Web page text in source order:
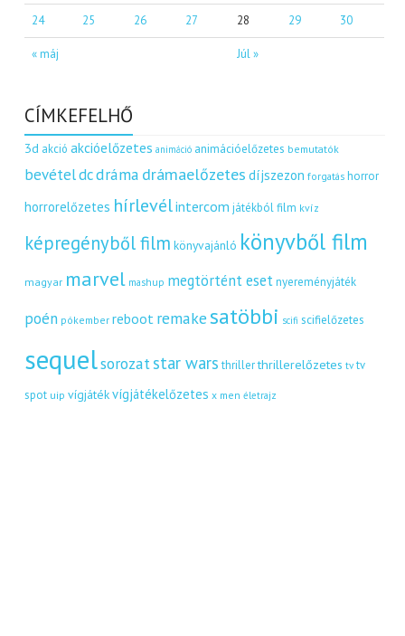
« máj Júl »
24 25 26 27 28 29 30
CÍMKEFELHŐ
3d akció akcióelőzetes animáció animációelőzetes bemutatók
bevételdcdráma drámaelőzetes díjszezon forgatás horror
horrorelőzetes hírlevélintercom játékból film kvíz
képregényből film könyvajánló könyvből film
magyar marvel mashup megtörtént eset nyereményjáték
poén pókember reboot remakesatöbbi scifi scifielőzetes
sequelsorozat star wars thriller thrillerelőzetes tv tv
spot uip vígjátékvígjátékelőzetes x men életrajz